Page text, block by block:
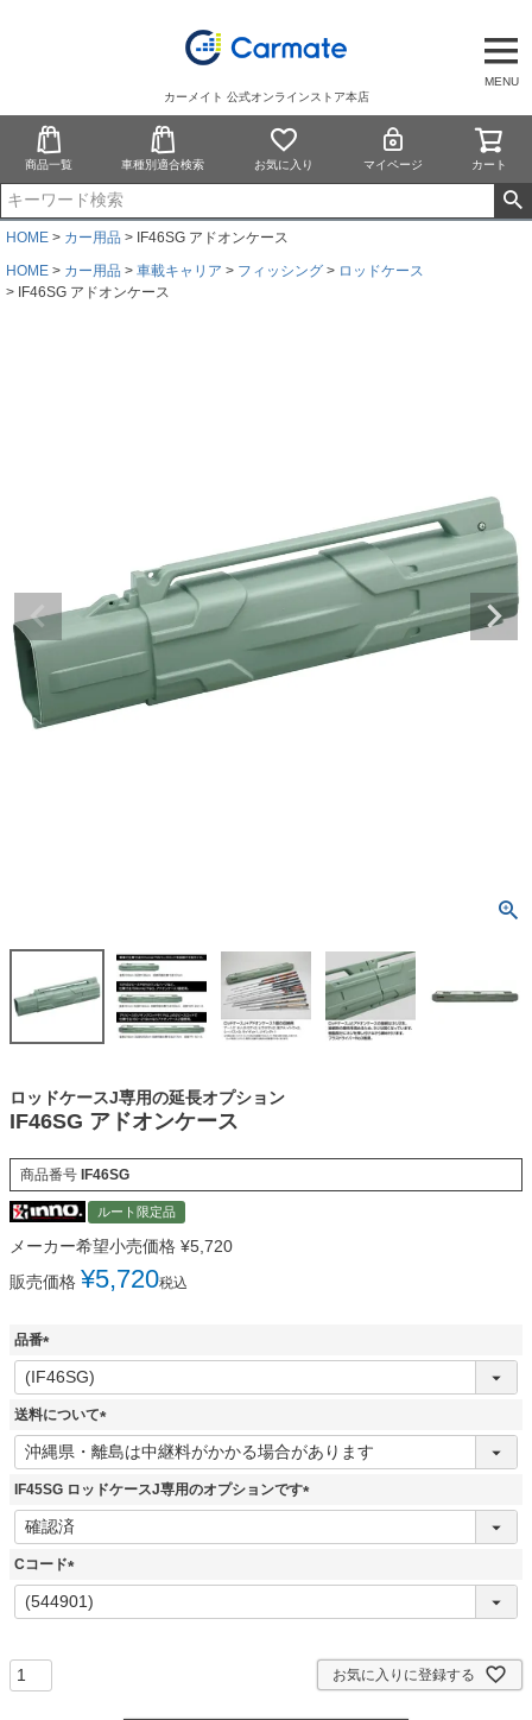
MENU
カーメイト 公式オンラインストア本店
商品一覧 車種別適合検索 お気に入り マイページ カート
HOME カー用品
IF46SG アドオンケース
HOME
カー用品 車載キャリア フィッシング
ロッドケース
IF46SG アドオンケース
ロッドケースJ専用の延長オプション
IF46SG アドオンケース
商品番号 IF46SG
ルート限定品
メーカー希望小売価格 ¥5,720
販売価格 ¥5,720税込
品番
(
必
須
送料について
(
必
須
IF45SG ロッドケースJ専用のオプションです
(
Cコード
(
必
お気に入りに登録する